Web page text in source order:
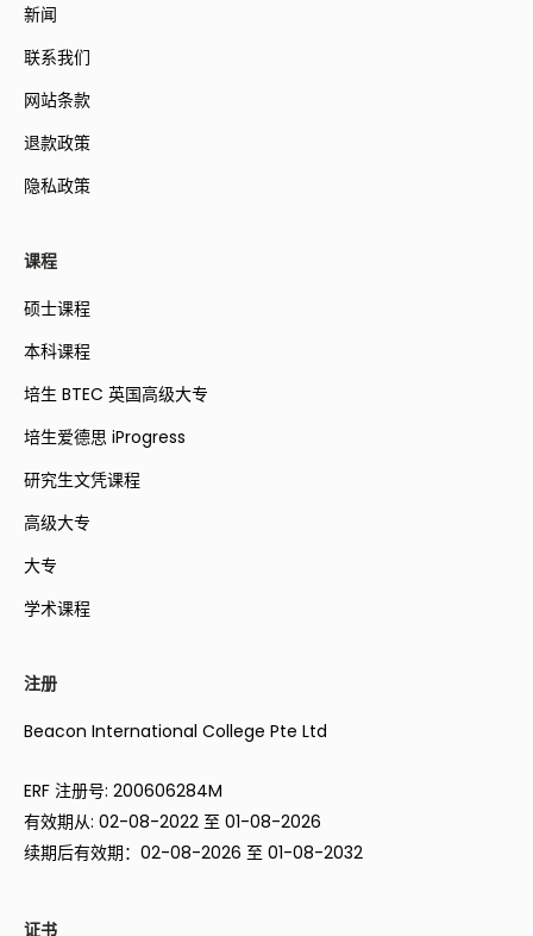
新闻
联系我们
网站条款
退款政策
隐私政策
课程
硕士课程
本科课程
培生 BTEC 英国高级大专
培生爱德思 iProgress
研究生文凭课程
高级大专
大专
学术课程
注册
Beacon International College Pte Ltd
ERF 注册号: 200606284M
有效期从: 02-08-2022 至 01-08-2026
续期后有效期：02-08-2026 至 01-08-2032
证书